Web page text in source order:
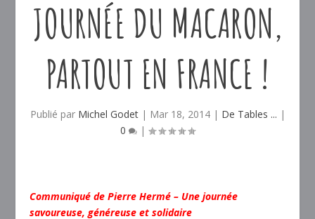
JOURNÉE DU MACARON,
PARTOUT EN FRANCE !
Publié par Michel Godet| Mar 18, 2014| De Tables ... |
0
|
Communiqué de Pierre Hermé – Une journée
savoureuse, généreuse et solidaire